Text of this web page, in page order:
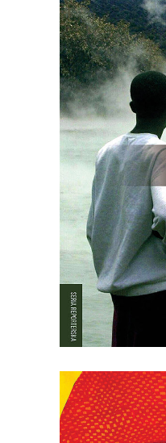
[EBOOK]
21 sierpnia
księżyc był
północno-
zniknęło
pawiany, zebu
trawie – tak
mężczyzn,